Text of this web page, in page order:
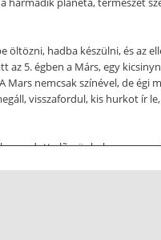
öltözni, hadba készülni, és az
az 5. égben a Márs, egy
Mars nemcsak színével, de égi
visszafordul, kis hurkot ír
adott elõször helyes
A Hold csak puszta